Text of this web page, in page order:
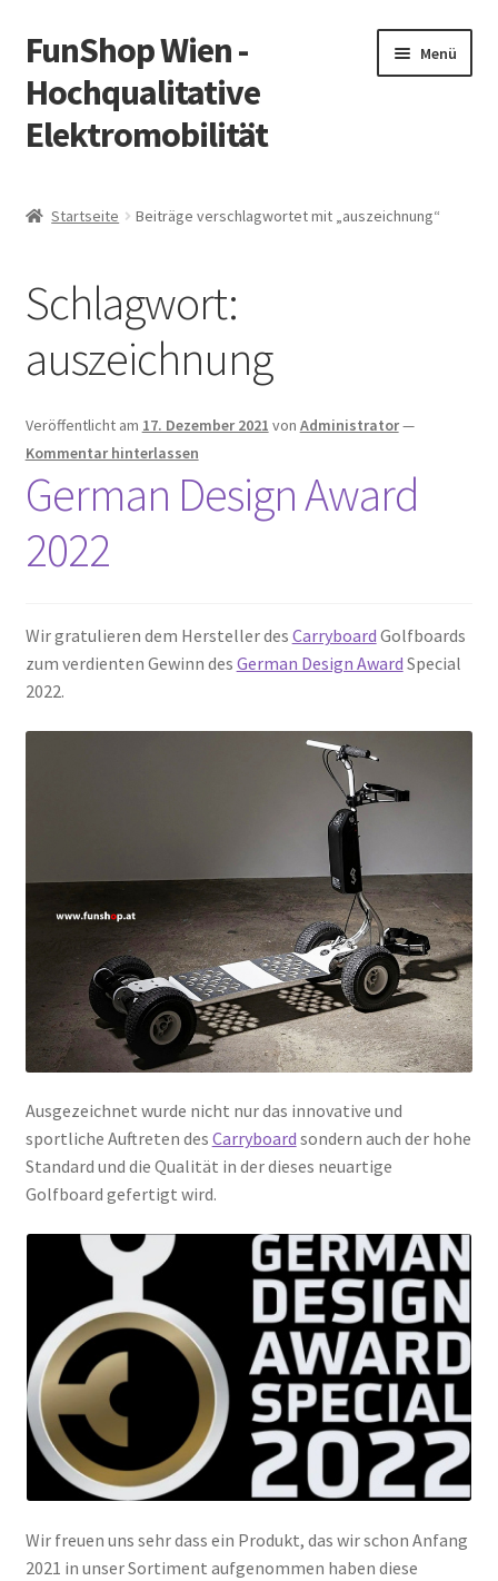
Zur
Navigation
springen
Zum
Inhalt
springen
FunShop Wien -
Hochqualitative
Elektromobilität
Menü
öffnen
Vorsicht Internetbetrug
Über FunShop
Impressum
Zum Onlineshop in der Web Version
Startseite Beiträge verschlagwortet mit „auszeichnung“
Schlagwort:
auszeichnung
Veröffentlicht am 17. Dezember 2021 von Administrator—
Kommentar hinterlassen
German Design Award
2022
Wir gratulieren dem Hersteller des Carryboard Golfboards
zum verdienten Gewinn des German Design Award Special
2022.
Ausgezeichnet wurde nicht nur das innovative und
sportliche Auftreten des Carryboard sondern auch der hohe
Standard und die Qualität in der dieses neuartige
Golfboard gefertigt wird.
Wir freuen uns sehr dass ein Produkt, das wir schon Anfang
2021 in unser Sortiment aufgenommen haben diese